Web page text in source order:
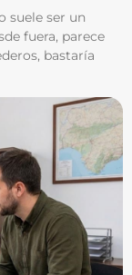
suele ser un
fuera, parece
bastaría